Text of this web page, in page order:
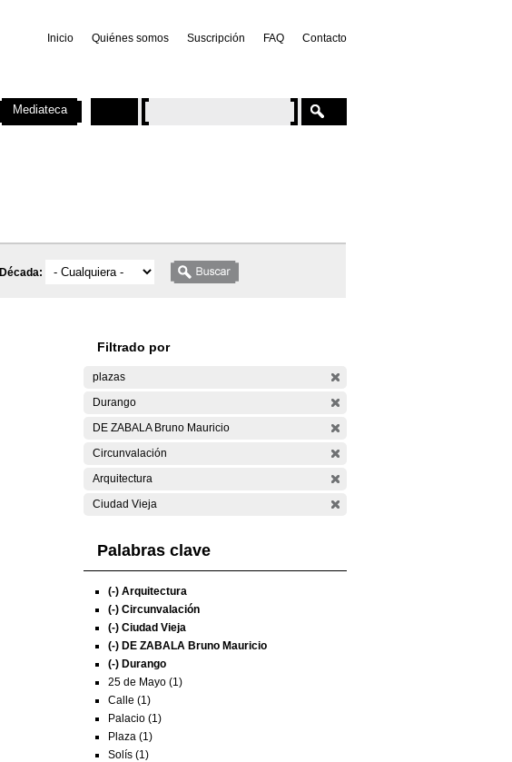
Inicio Quiénes somos Suscripción FAQ Contacto
Década:
Filtrado por
plazas
Durango
DE ZABALA Bruno Mauricio
Circunvalación
Arquitectura
Ciudad Vieja
Palabras clave
(-) Arquitectura
(-) Circunvalación
(-) Ciudad Vieja
(-) DE ZABALA Bruno Mauricio
(-) Durango
25 de Mayo (1)
Calle (1)
Palacio (1)
Plaza (1)
Solís (1)
Mediateca